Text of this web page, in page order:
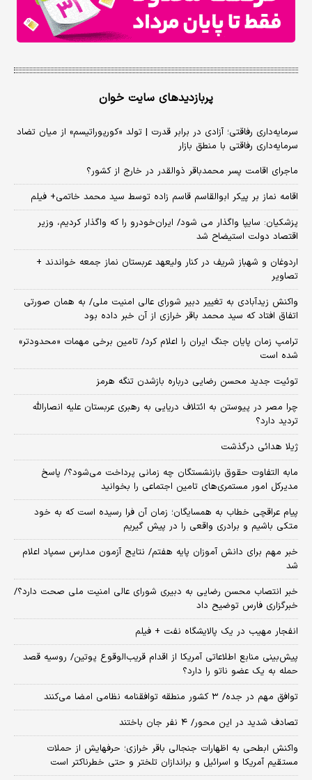
پربازدیدهای سایت خوان
سرمایه‌داری رفاقتی؛ آزادی در برابر قدرت | تولد «کورپوراتیسم» از میان تضاد
سرمایه‌داری رفاقتی با منطق بازار
ماجرای اقامت پسر محمدباقر ذوالقدر در خارج از کشور؟
اقامه نماز بر پیکر ابوالقاسم قاسم زاده توسط سید محمد خاتمی+ فیلم
پزشکیان: سایپا واگذار می شود/ ایران‌خودرو را که واگذار کردیم، وزیر
اقتصاد دولت استیضاح شد
اردوغان و شهباز شریف در کنار ولیعهد عربستان نماز جمعه خواندند +
تصاویر
واکنش زیدآبادی به تغییر دبیر شورای عالی امنیت ملی/ به همان صورتی
اتفاق افتاد که سید محمد باقر خرازی از آن خبر داده بود
ترامپ زمان پایان جنگ ایران را اعلام کرد/ تامین برخی مهمات «محدودتر»
شده است
توئیت جدید محسن رضایی درباره بازشدن تنگه هرمز
چرا مصر در پیوستن به ائتلاف دریایی به رهبری عربستان علیه انصارالله
تردید دارد؟
ژیلا هدائی درگذشت
مابه التفاوت حقوق بازنشستگان چه زمانی پرداخت می‌شود؟/ پاسخ
مدیرکل امور مستمری‌های تامین اجتماعی را بخوانید
پیام عراقچی خطاب به همسایگان؛ زمان آن فرا رسیده است که به خود
متکی باشیم و برادری واقعی را در پیش گیریم
خبر مهم برای دانش آموزان پایه هفتم/ نتایج آزمون مدارس سمپاد اعلام
شد
خبر انتصاب محسن رضایی به دبیری شورای عالی امنیت ملی صحت دارد؟/
خبرگزاری فارس توضیح داد
انفجار مهیب در یک پالایشگاه نفت + فیلم
پیش‌بینی منابع اطلاعاتی آمریکا از اقدام قریب‌الوقوع پوتین/ روسیه قصد
حمله به یک عضو ناتو را دارد؟
توافق مهم در جده/ ۳ کشور منطقه توافقنامه نظامی امضا می‌کنند
تصادف شدید در این محور/ ۴ نفر جان باختند
واکنش ابطحی به اظهارات جنجالی باقر خرازی؛ حرفهایش از حملات
مستقیم آمریکا و اسرائیل و براندازان تلختر و حتی خطرناکتر است